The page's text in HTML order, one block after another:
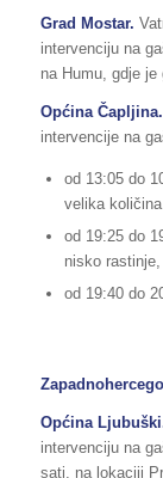
Grad Mostar.
intervenciju na
na Humu, gdje
Općina Čapljina.
intervencije na
od 13:05 do
velika
od 19:25 do
nisko
od 19:40 do
Općina
intervenciju na
sati, na lokaciji